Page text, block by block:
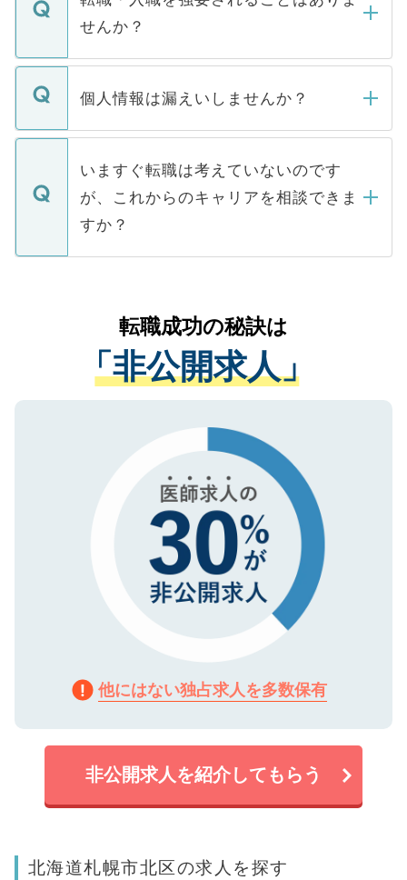
けない「非公開求人」です。非公開求人は
下記の理由によって、一般には公開してい
ません。
■応募殺到を避けるため 人気のある医療機
関を公にしてしまうと、応募が殺到する場
に、医療機関が求める条件に合った人材の
みを人材紹介会社に依頼するケースが増え
ています。
せんか？
転職・入職を強要することは一切ありませ
ん。また、仮に応募先から内定をいただい
定を承諾する必要はありません。内定先へ
の辞退の連絡はキャリアパートナーが行い
個人情報は漏えいしませんか？
個人情報が漏えいすることはありませんの
で、ご安心ください。当サイトからの登録
などで収集したご登録者様の個人情報は、
ご本人のキャリアアップおよび転職活動の
支援を目的に使用いたします。お預かりし
ているすべての個人データはご本人の許可
は、個人情報の取り扱いについての厳密な
管理基準を満たした事業者のみに付与され
る、プライバシーマークを取得済みです。
で、機密保持に関してもご安心ください。
いますぐ転職は考えていないのです
が、これからのキャリアを相談できま
すか？
かがいして、現在の医療機関の状況や紹介
経験をまじえながら、適切なアドバイスを
させていただきます。すぐにご転職をされ
ない方には、長期的なサポートが可能です
ので、まずはご登録ください。
転職成功の秘訣は
「非公開求人」
他にはない独占求人を多数保有
非公開求人を紹介してもらう
北海道札幌市北区の求人を探す